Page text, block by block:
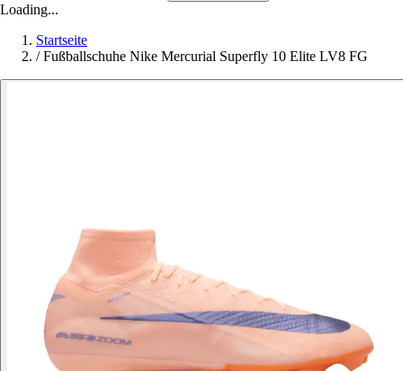
Loading...
Startseite
/ Fußballschuhe Nike Mercurial Superfly 10 Elite LV8 FG